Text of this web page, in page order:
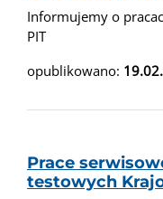
Informujemy o
PIT
opublikowano:
Prace
testowych